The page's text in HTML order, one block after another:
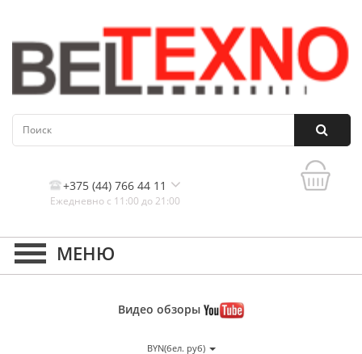
+375 (44) 766 44 11
Ежедневно с 11:00 до 21:00
Контакты, и схема проезда
Видео обзоры
BYN(бел. руб)